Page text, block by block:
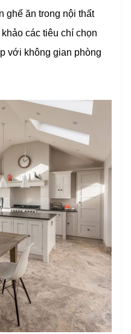
ghế ăn trong nội thất
các tiêu chí chọn
với không gian phòng